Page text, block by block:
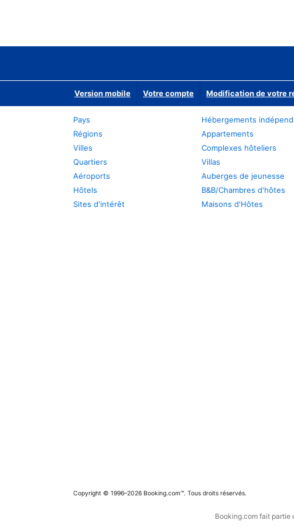
Version mobile Votre compte Modification de votre
Pays
Régions
Villes
Quartiers
Aéroports
Hôtels
Sites d'intérêt
Hébergements
Appartements
Complexes hôteliers
Villas
Auberges de jeunesse
B&B/Chambres d'hôtes
Maisons d'Hôtes
Copyright © 1996–2026 Booking.com™. Tous droits réservés.
Booking.com fait partie